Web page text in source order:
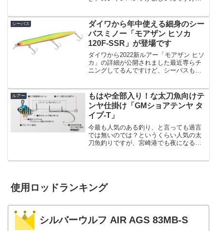
か、結構ポケットが無い商品が多いで
す。雨でも財布とかは持っている...
シーバス
ダイワから年中使える細身のシー
バスミノー「モアザン ヒソカ
120F-SSR」が登場です
ダイワから2022新ルアー「モアザン ヒソ
カ」の詳細が公開されました最近専らチ
ニングしてるんですけど、シーバスもや
にシーバス用ルアーを買うのも気が引け
る、そんな毎日を送...
ルアー
もはや全部入り！な太刀魚向けテ
ンヤ仕掛け「GMショアテンヤ タ
イプ-T」
今最も人気のある釣り、と言っても過言
では無いのでは？というくらい人気の太
刀魚釣りですが、宮崎港でも夜になると
使用ロッドランキング
シルバーウルフ AIR AGS 83MB-S